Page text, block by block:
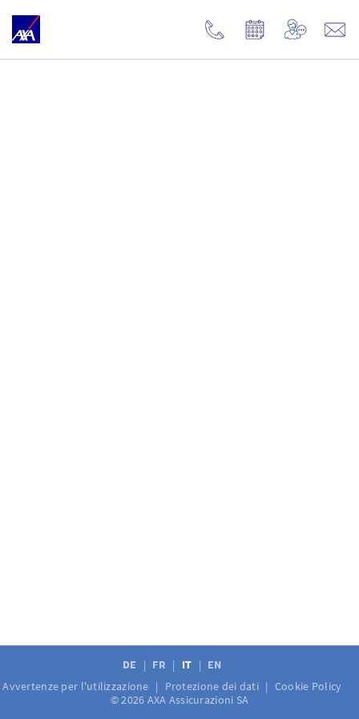
DE FR IT
EN
Avvertenze per l'utilizzazione
Protezione dei dati
Cookie Policy
© 2026 AXA Assicurazioni SA